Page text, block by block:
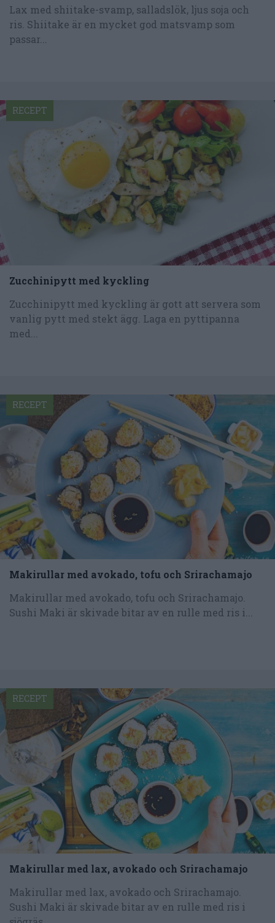
Lax med shiitake-svamp, salladslök, ljus soja och
ris. Shiitake är en mycket god matsvamp som
passar...
Zucchinipytt med kyckling
Zucchinipytt med kyckling är gott att servera som
vanlig pytt med stekt ägg. Laga en pyttipanna
med...
RECEPT
Makirullar med avokado, tofu och Srirachamajo
Makirullar med avokado, tofu och Srirachamajo.
Sushi Maki är skivade bitar av en rulle med ris i...
RECEPT
Makirullar med lax, avokado och Srirachamajo
Makirullar med lax, avokado och Srirachamajo.
Sushi Maki är skivade bitar av en rulle med ris i
RECEPT